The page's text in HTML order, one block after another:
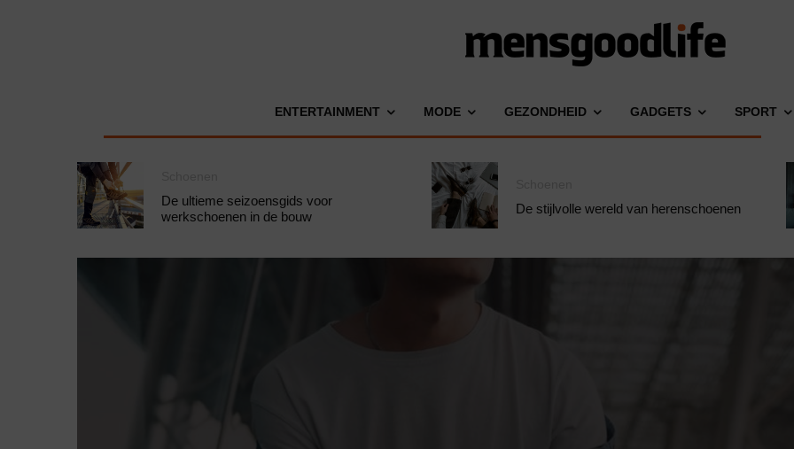
ENTERTAINMENT MODE GEZONDHEID GADGETS SPORT
De ultieme seizoensgids voor
werkschoenen in de bouw
De stijlvolle wereld van herenschoenen